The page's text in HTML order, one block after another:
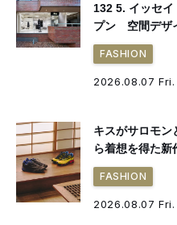
132 5. イッセ
プン 空間デザ
FASHION
2026.08.07
キスがサロモ
ら着想を得た新
FASHION
2026.08.07